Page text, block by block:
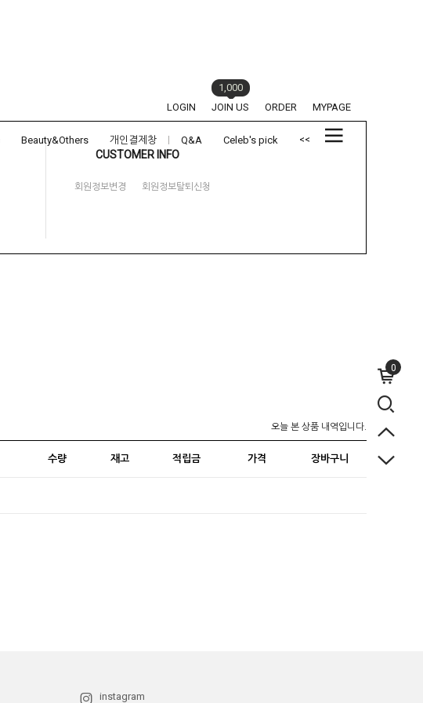
LOGIN JOIN US
1,000
ORDER
MYPAGE
Beauty&Others 개인결제창 Q&A Celeb's pick <<
0
CUSTOMER INFO
회원정보변경 회원정보탈퇴신청
오늘 본 상품 내역입니다.
수량 재고 적립금 가격 장바구니
instagram